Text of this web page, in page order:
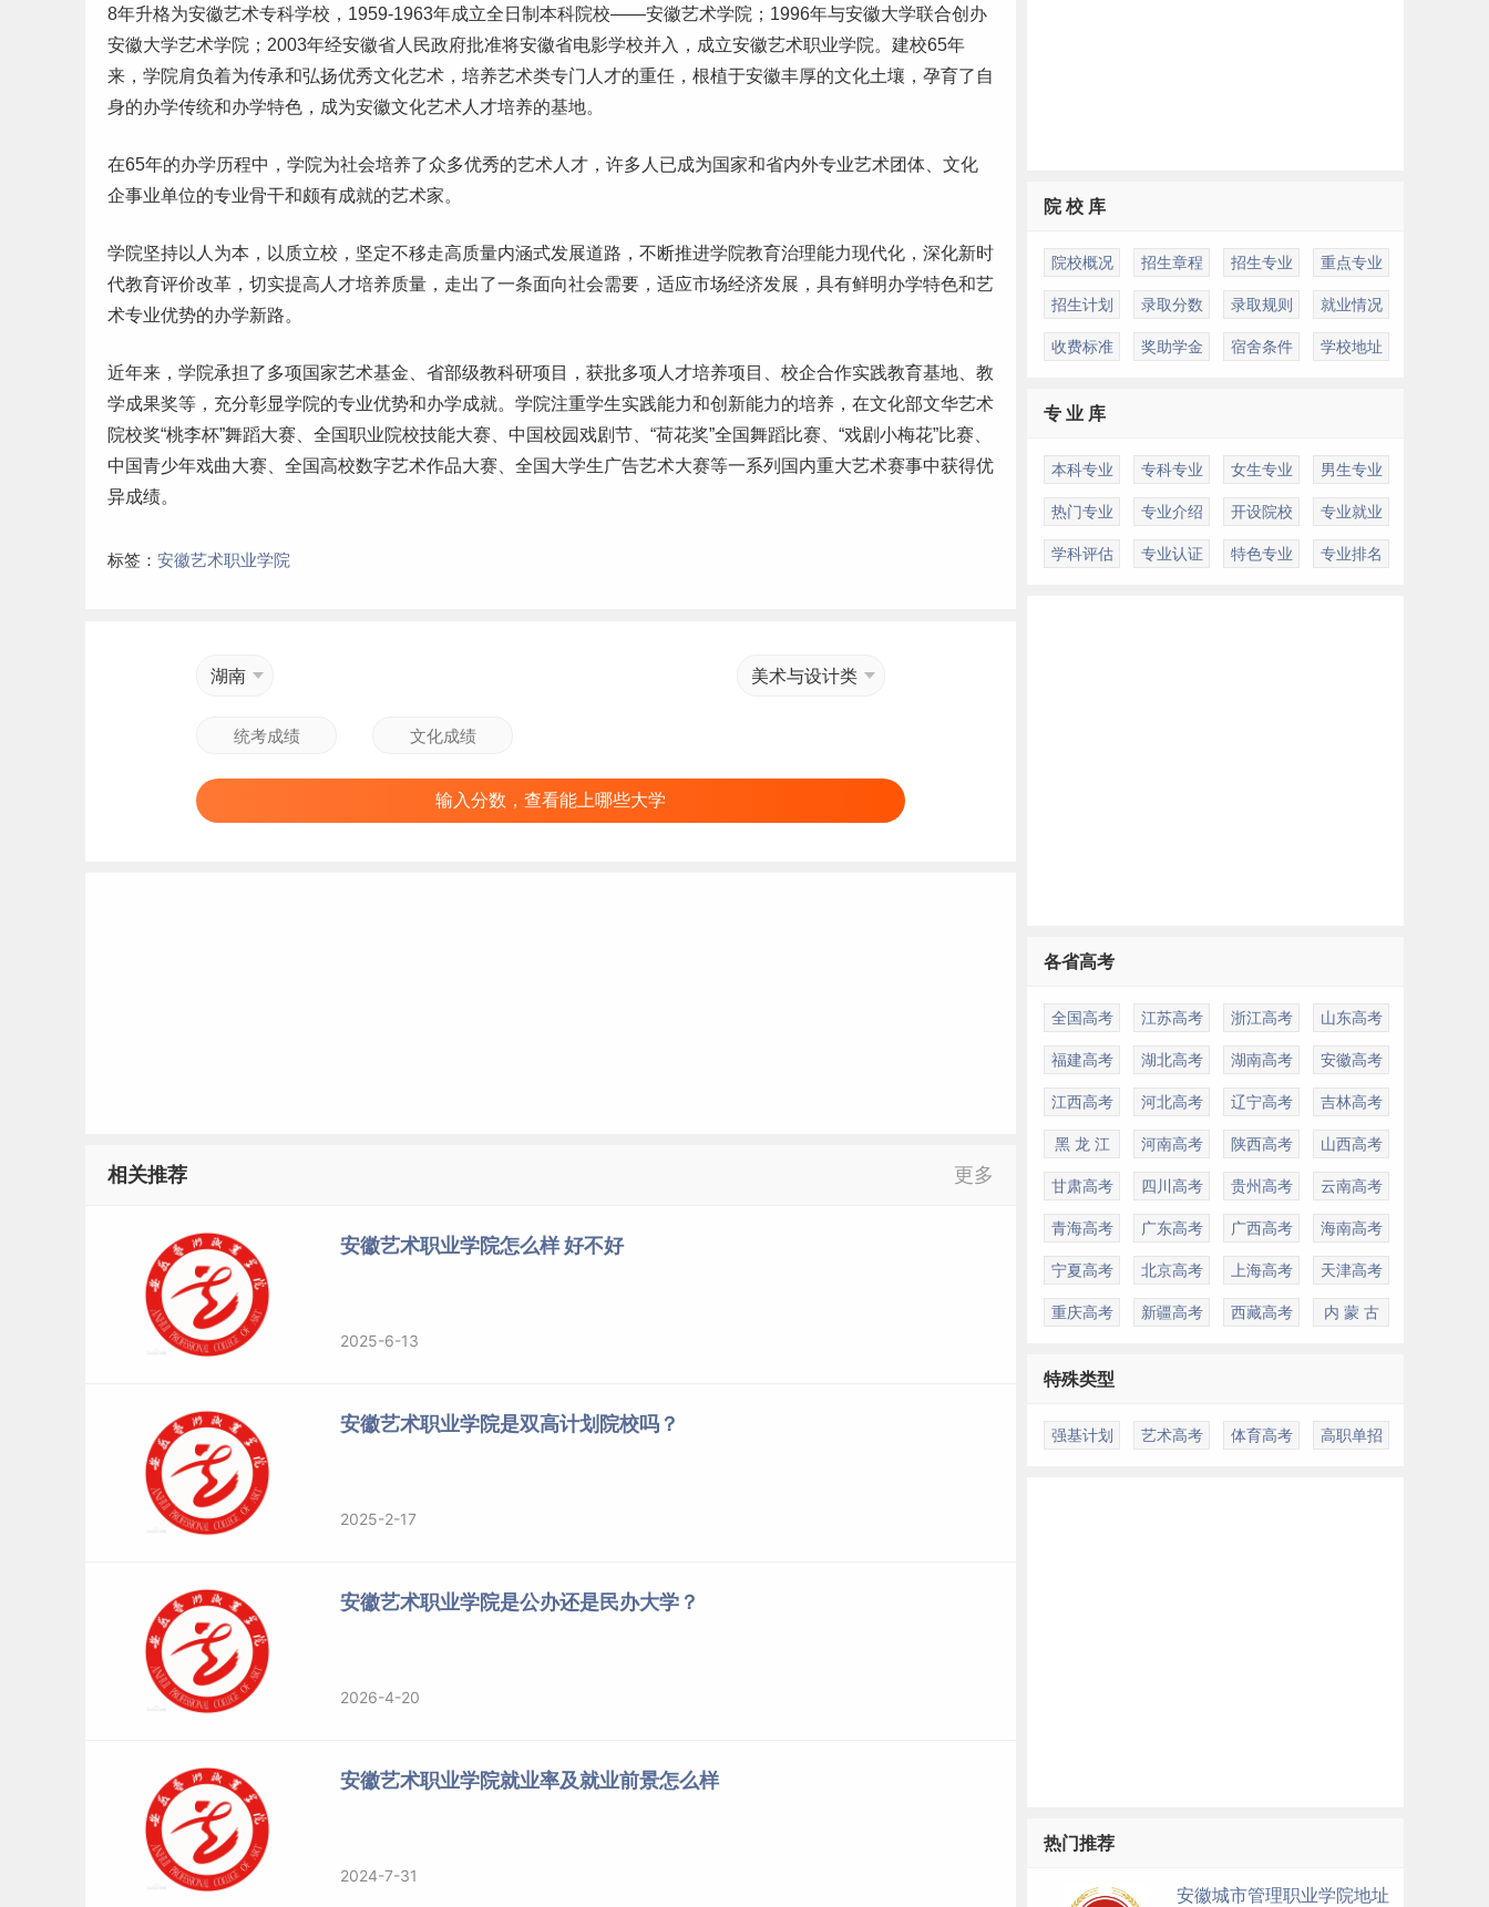
8年升格为安徽艺术专科学校，1959-1963年成立全日制 本科院校——安徽艺术学院；1996年与安徽大学联合创办
安徽大学艺术学院；2003年经安徽省人民政府批准将安徽省电影学校并入，成立安徽艺术职业学院。建校65年
来，学院肩负着为传承和弘扬优秀文化艺术，培养艺术类专门人才的重任，根植于安徽丰厚的文化土壤，孕育了自
身的办学传统和办学特色，成为安徽文化艺术人才培养的基地。
在65年的办学历程中，学院为社会培养了众多优秀的艺术人才，许多人已成为国家和省内外专业艺术团体、文化
企事业单位的专业骨干和颇有成就的艺术家。
学院坚持以人为本，以质立校，坚定不移走高质量内涵式发展道路，不断推进学院教育治理能力现代化，深化新时
代教育评价改革，切实提高人才培养质量，走出了一条面向社会需要，适应市场经济发展，具有鲜明办学特色和艺
术专业优势的办学新路。
近年来，学院承担了多项国家艺术基金、省部级教科研项目，获批多项人才培养项目、校企合作实践教育基地、教
学成果奖等，充分彰显学院的专业优势和办学成就。学院注重学生实践能力和创新能力的培养，在文化部文华艺术
院校奖“桃李杯”舞蹈大赛、全国职业院校技能大赛、中国校园戏剧节、“荷花奖”全国舞蹈比赛、“戏剧小梅花”比赛、
中国青少年戏曲大赛、全国高校数字艺术作品大赛、全国 大学生广告艺术大赛等一系列国内重大艺术赛事中获得优
异成绩。
标签： 安徽艺术职业学院
湖南 美术与设计类
输入分数，查看能上哪些大学
相关推荐 更多
安徽艺术职业学院怎么样 好不好
2025-6-13
安徽艺术职业学院是双高计划院校吗？
2025-2-17
安徽艺术职业学院是公办还是民办大学？
2026-4-20
安徽艺术职业学院就业率及就业前景怎么样
2024-7-31
院 校 库
院校概况 招生章程 招生专业 重点专业
招生计划 录取分数 录取规则 就业情况
收费标准 奖助学金 宿舍条件 学校地址
专 业 库
本科专业 专科专业 女生专业 男生专业
热门专业 专业介绍 开设院校 专业就业
学科评估 专业认证 特色专业 专业排名
各省高考
全国高考 江苏高考 浙江高考 山东高考
福建高考 湖北高考 湖南高考 安徽高考
江西高考 河北高考 辽宁高考 吉林高考
黑 龙 江 河南高考 陕西高考 山西高考
甘肃高考 四川高考 贵州高考 云南高考
青海高考 广东高考 广西高考 海南高考
宁夏高考 北京高考 上海高考 天津高考
重庆高考 新疆高考 西藏高考 内 蒙 古
特殊类型
强基计划 艺术高考 体育高考 高职单招
热门推荐
安徽城市管理职业学院地址